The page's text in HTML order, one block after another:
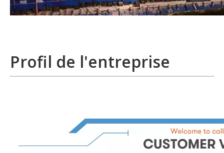
Profil de l'entreprise